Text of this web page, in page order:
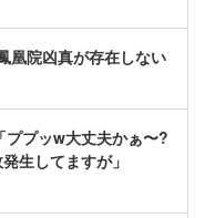
凰院凶真が存在しない
ププッw大丈夫かぁ〜?
生してますが」